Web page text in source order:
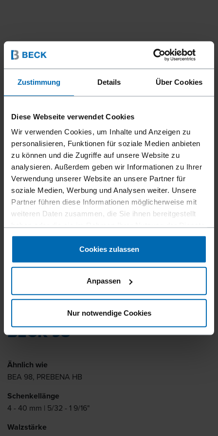
Zustimmung Details Über Cookies
Diese Webseite verwendet Cookies
Wir verwenden Cookies, um Inhalte und Anzeigen zu
personalisieren, Funktionen für soziale Medien anbieten
zu können und die Zugriffe auf unsere Website zu
analysieren. Außerdem geben wir Informationen zu Ihrer
Verwendung unserer Website an unsere Partner für
soziale Medien, Werbung und Analysen weiter. Unsere
Partner führen diese Informationen möglicherweise mit
weiteren Daten zusammen, die Sie ihnen bereitgestellt
gesammelt haben.
Cookies zulassen
Anpassen
Nur notwendige Cookies
Befestigungsmittel///Klammern///Standard­klammern///
Feindraht­klammern
BECK 98
Ähnlich wie
BEA 98, PREBENA HB
Schenkellänge
4 - 40 mm | 5/32 - 1 9/16"
Walzstärke